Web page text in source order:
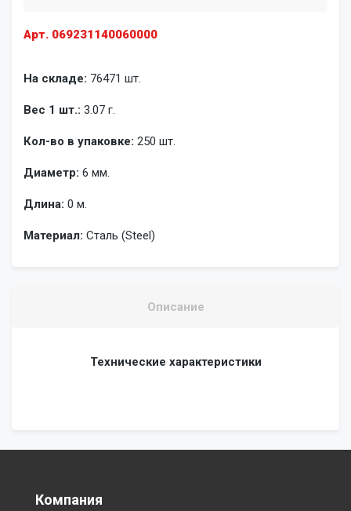
Арт. 069231140060000
На складе: 76471 шт.
Вес 1 шт.: 3.07 г.
Кол-во в упаковке: 250 шт.
Диаметр: 6 мм.
Длина: 0 м.
Материал: Сталь (Steel)
Описание
Технические характеристики
Компания